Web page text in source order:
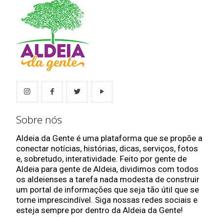
Sobre nós
Aldeia da Gente é uma plataforma que se propõe a
conectar notícias, histórias, dicas, serviços, fotos
e, sobretudo, interatividade. Feito por gente de
Aldeia para gente de Aldeia, dividimos com todos
os aldeienses a tarefa nada modesta de construir
um portal de informações que seja tão útil que se
torne imprescindível. Siga nossas redes sociais e
esteja sempre por dentro da Aldeia da Gente!